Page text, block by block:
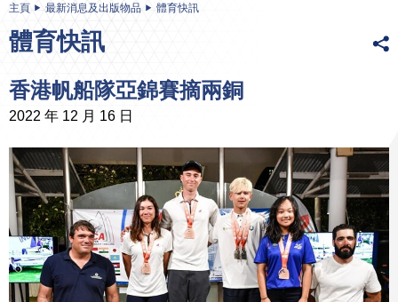
主頁 最新消息及出版物品 體育快訊
體育快訊
香港帆船隊亞錦賽摘兩銅
2022 年 12 月 16 日